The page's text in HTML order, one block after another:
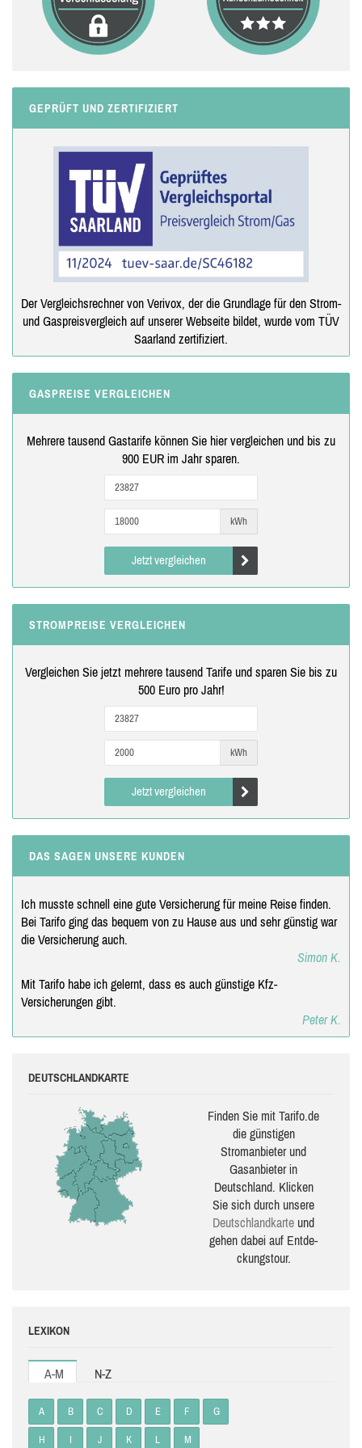
GEPRÜFT UND ZERTIFIZIERT
Der Vergleichsrechner von Verivox, der die Grundlage für den Strom-
und Gaspreisvergleich auf unserer Webseite bildet, wurde vom TÜV
Saarland zertifiziert.
GASPREISE VERGLEICHEN
Mehrere tausend Gastarife können Sie hier vergleichen und bis zu
900 EUR im Jahr sparen.
kWh
Jetzt vergleichen
STROMPREISE VERGLEICHEN
Vergleichen Sie jetzt mehrere tausend Tarife und sparen Sie bis zu
500 Euro pro Jahr!
kWh
Jetzt vergleichen
DAS SAGEN UNSERE KUNDEN
Ich musste schnell eine gute Versicherung für meine Reise finden.
Bei Tarifo ging das bequem von zu Hause aus und sehr günstig war
die Versicherung auch.
Simon K.
Mit Tarifo habe ich gelernt, dass es auch günstige Kfz-
Versicherungen gibt.
Peter K.
DEUTSCHLANDKARTE
Finden Sie mit Tarifo.de
die güns­ti­gen
Stromanbieter und
Gasanbieter in
Deutschland. Klicken
Sie sich durch unsere
Deutsch­land­karte und
gehen dabei auf Ent­de­
ckungs­tour.
LEXIKON
A-M N-Z
A B C D E F G
H I J K L M